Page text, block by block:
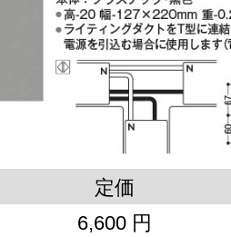
定価
6,600 円